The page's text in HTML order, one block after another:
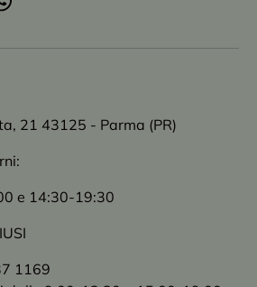
WhatsApp
21 43125 - Parma (PR)
e 14:30-19:30
1169